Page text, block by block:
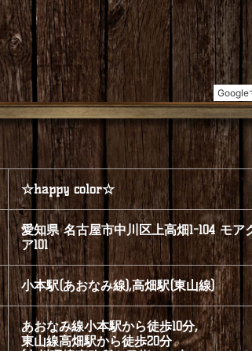
☆happy color☆
愛知県 名古屋市中川区上高畑1-104 モア
ア101
小本駅(あおなみ線),高畑駅(東山線)
あおなみ線小本駅から徒歩10分,
東山線高畑駅から徒歩20分